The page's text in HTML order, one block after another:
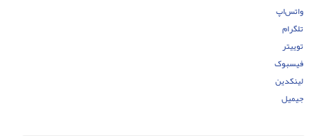
واتس‌اپ
تلگرام
توییتر
فیسبوک
لینکدین
جیمیل